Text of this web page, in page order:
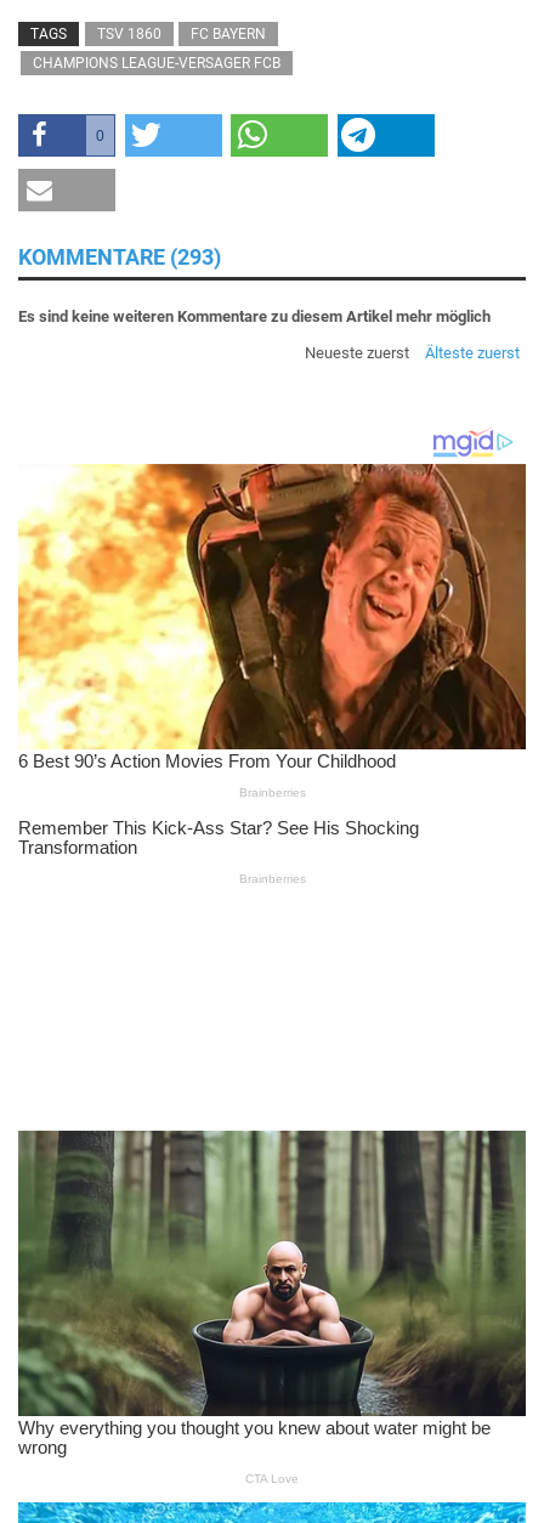
TAGS TSV 1860
FC BAYERN
CHAMPIONS LEAGUE-VERSAGER FCB
0
KOMMENTARE (293)
Es sind keine weiteren Kommentare zu diesem Artikel mehr möglich
Neueste zuerst
Älteste zuerst